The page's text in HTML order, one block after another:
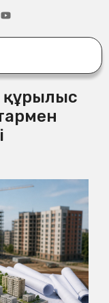
құрылыс